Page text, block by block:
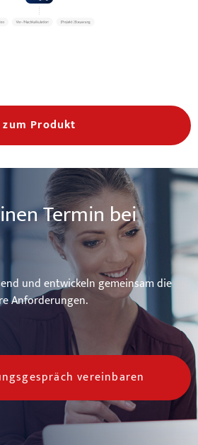
zum Produkt
Termin bei
und entwickeln gemeinsam die
Anforderungen.
vereinbaren